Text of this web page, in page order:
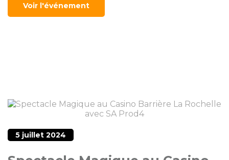
Voir l'événement
5 juillet 2024